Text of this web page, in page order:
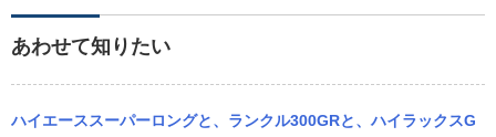
あわせて知りたい
ハイエーススーパーロングと、ランクル300GRと、ハイラックスG